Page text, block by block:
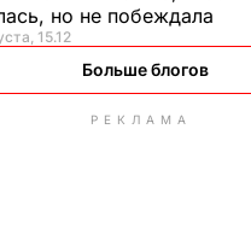
но не побеждала
15.12
Больше блогов
РЕКЛАМА